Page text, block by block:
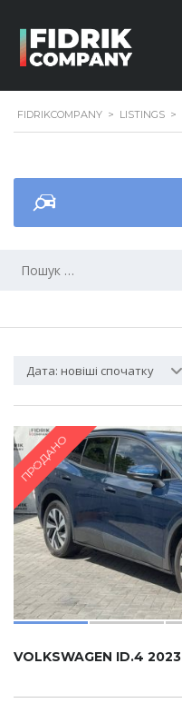
FIDRIKCOMPANY > LISTINGS >
Дата: новіші спочатку
ПРОДАНО
VOLKSWAGEN ID.4 2023